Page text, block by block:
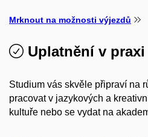
Mrknout na možnosti výjezdů
Uplatnění v praxi
Studium vás skvěle připraví na
pracovat v jazykových a
kultuře nebo se vydat na